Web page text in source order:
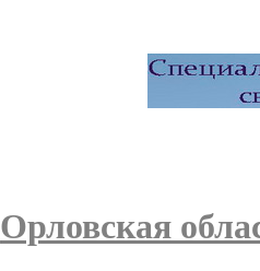
Орловская